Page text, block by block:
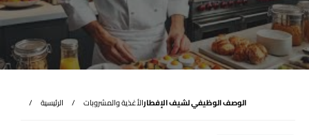
الرئيسية الأغذية والمشروباتالوصف الوظيفي لشيف الإفطار